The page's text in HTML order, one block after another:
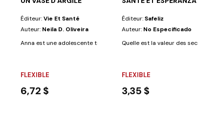
Éditeur:Vie Et Santé
Auteur: Neila D. Oliveira
Anna est une adolescente très intelligente et créative, qui aime
FLEXIBLE
6,72 $
Éditeur:Safeliz
Auteur: No Especificado
Quelle est la valeur des secrets
FLEXIBLE
3,35 $